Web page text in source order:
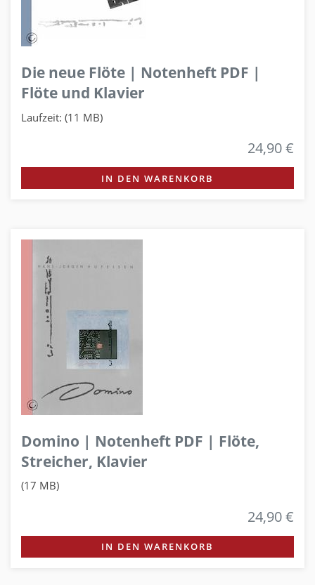
Die neue Flöte | Notenheft PDF |
Flöte und Klavier
Laufzeit: (11 MB)
24,90 €
IN DEN WARENKORB
Domino | Notenheft PDF | Flöte,
Streicher, Klavier
(17 MB)
24,90 €
IN DEN WARENKORB